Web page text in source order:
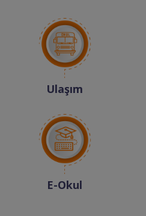
Ulaşım
E-Okul